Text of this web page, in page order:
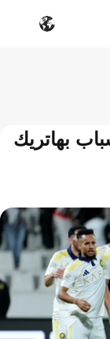
بهاتريك